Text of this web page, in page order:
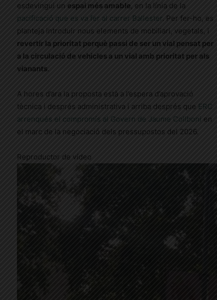
esdevingui un espai més amable, en la línia de la
pacificació que es va fer al carrer Ballester. Per fer-ho, es
planteja introduir nous elements de mobiliari, vegetals, i
revertir la prioritat perquè passi de ser un vial pensat per
a la circulació de vehicles a un vial amb prioritat per als
vianants.
A hores d’ara la proposta està a l’espera d’aprovació
tècnica i després administrativa i arriba després que ERC
arrenqués el compromís al Govern de Jaume Collboni en
el marc de la negociació dels pressupostos del 2026.
Reproductor de vídeo